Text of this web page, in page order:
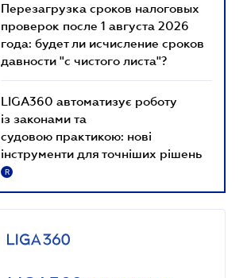
Перезагрузка сроков налоговых
проверок после 1 августа 2026
года: будет ли исчисление сроков
давности "с чистого листа"?
LIGA360 автоматизує роботу
із законами та
судовою практикою: нові
інструменти для точніших рішень
R